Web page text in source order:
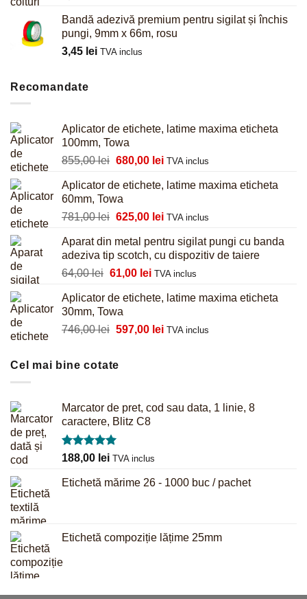
Bandă adezivă premium pentru sigilat și închis
pungi, 9mm x 66m, rosu
3,45 lei TVA inclus
Recomandate
Aplicator de etichete, latime maxima eticheta
100mm, Towa
855,00lei Prețul
a
fost:
855,00 lei.
680,00 leiPrețul
este:
TVA inclus
Aplicator de etichete, latime maxima eticheta
60mm, Towa
781,00lei Prețul
a
fost:
781,00 lei.
625,00 leiPrețul
este:
625,00 lei.
TVA inclus
Aparat din metal pentru sigilat pungi cu banda
adeziva tip scotch, cu dispozitiv de taiere
64,00lei Prețul
a
fost:
64,00 lei.
61,00 leiPrețul
este:
TVA inclus
Aplicator de etichete, latime maxima eticheta
30mm, Towa
746,00lei Prețul
fost:
597,00 leiPrețul
TVA inclus
Cel mai bine cotate
Marcator de pret, cod sau data, 1 linie, 8
caractere, Blitz C8
Evaluat la
188,00 lei TVA inclus
Etichetă mărime 26 - 1000 buc / pachet
Etichetă compoziție lățime 25mm